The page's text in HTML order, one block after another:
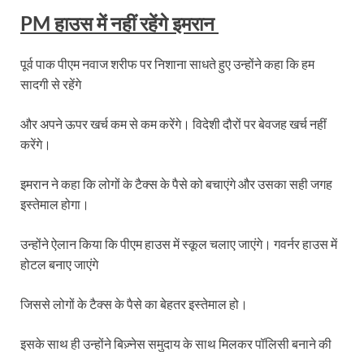
PM हाउस में नहीं रहेंगे इमरान
पूर्व पाक पीएम नवाज शरीफ पर निशाना साधते हुए उन्होंने कहा कि हम
सादगी से रहेंगे
और अपने ऊपर खर्च कम से कम करेंगे। विदेशी दौरों पर बेवजह खर्च नहीं
करेंगे।
इमरान ने कहा कि लोगों के टैक्स के पैसे को बचाएंगे और उसका सही जगह
इस्तेमाल होगा।
उन्होंने ऐलान किया कि पीएम हाउस में स्कूल चलाए जाएंगे। गवर्नर हाउस में
होटल बनाए जाएंगे
जिससे लोगों के टैक्स के पैसे का बेहतर इस्तेमाल हो।
इसके साथ ही उन्होंने बिज़्नेस समुदाय के साथ मिलकर पॉलिसी बनाने की